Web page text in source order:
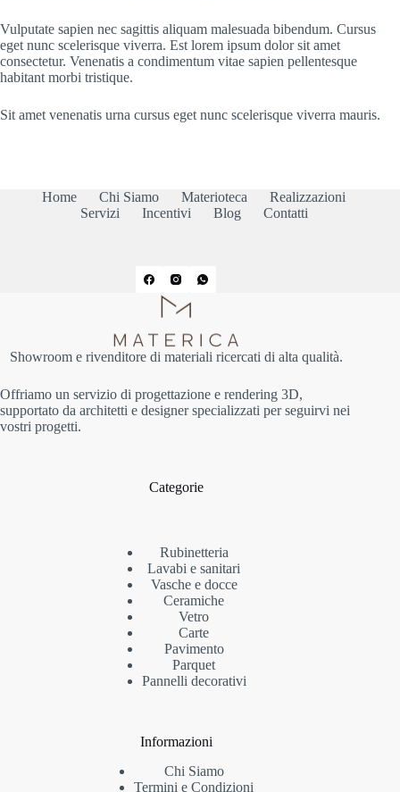
Vulputate sapien nec sagittis aliquam malesuada bibendum. Cursus
eget nunc scelerisque viverra. Est lorem ipsum dolor sit amet
consectetur. Venenatis a condimentum vitae sapien pellentesque
habitant morbi tristique.
Sit amet venenatis urna cursus eget nunc scelerisque viverra mauris.
Home Chi Siamo Materioteca
Realizzazioni
Servizi
Incentivi Blog Contatti
Showroom e rivenditore di materiali ricercati di alta qualità.
Offriamo un servizio di progettazione e rendering 3D,
supportato da architetti e designer specializzati per seguirvi nei
vostri progetti.
Categorie
Rubinetteria
Lavabi e sanitari
Vasche e docce
Ceramiche
Vetro
Carte
Pavimento
Parquet
Pannelli decorativi
Informazioni
Chi Siamo
Termini e Condizioni